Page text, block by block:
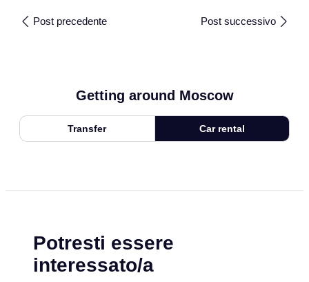
Post precedente Post successivo
Getting around Moscow
Transfer Car rental
Potresti essere
interessato/a